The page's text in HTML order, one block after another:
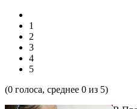
1
2
3
4
5
(0 голоса, среднее 0 из 5)